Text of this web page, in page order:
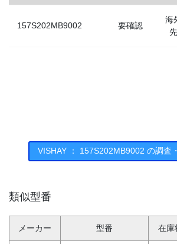
157S202MB9002 要確認
海
VISHAY ： 157S202MB9002 の調査
類似型番
メーカー 型番 在庫